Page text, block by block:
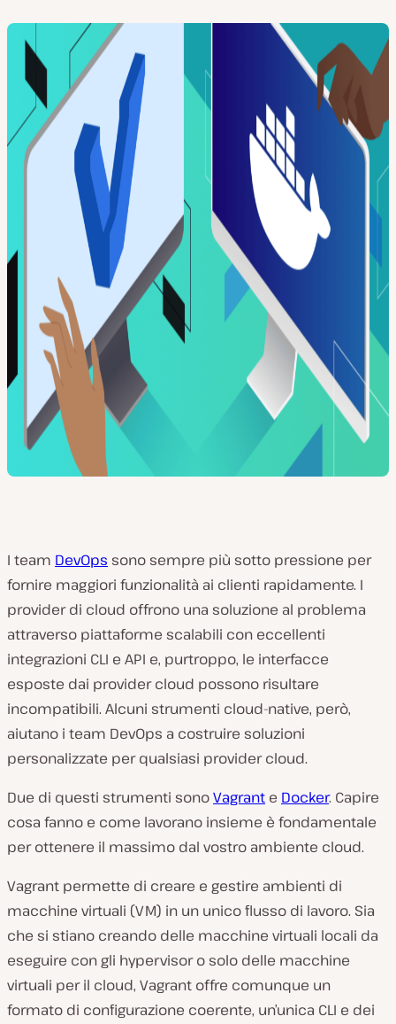
I team DevOps sono sempre più sotto pressione per
fornire maggiori funzionalità ai clienti rapidamente. I
provider di cloud offrono una soluzione al problema
attraverso piattaforme scalabili con eccellenti
integrazioni CLI e API e, purtroppo, le interfacce
esposte dai provider cloud possono risultare
incompatibili. Alcuni strumenti cloud-native, però,
aiutano i team DevOps a costruire soluzioni
personalizzate per qualsiasi provider cloud.
Due di questi strumenti sonoVagrant e Docker. Capire
cosa fanno e come lavorano insieme è fondamentale
per ottenere il massimo dal vostro ambiente cloud.
Vagrant permette di creare e gestire ambienti di
macchine virtuali (VM) in un unico flusso di lavoro. Sia
che si stiano creando delle macchine virtuali locali da
eseguire con gli hypervisor o solo delle macchine
virtuali per il cloud, Vagrant offre comunque un
formato di configurazione coerente, un’unica CLI e dei